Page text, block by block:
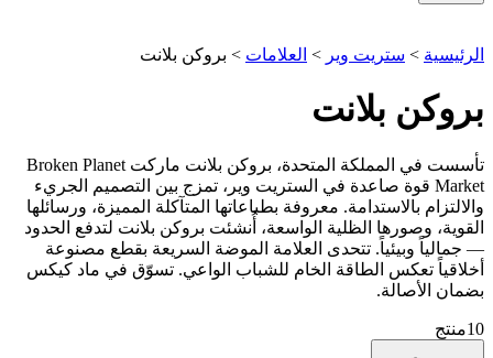
الرئيسية > ستريت وير > العلامات > بروكن بلانت
بروكن بلانت
تأسست في المملكة المتحدة، بروكن بلانت ماركت Broken Planet
Market قوة صاعدة في الستريت وير، تمزج بين التصميم الجريء
والالتزام بالاستدامة. معروفة بطباعاتها المتآكلة المميزة، ورسائلها
القوية، وصورها الظلية الواسعة، أُنشئت بروكن بلانت لتدفع الحدود
— جمالياً وبيئياً. تتحدى العلامة الموضة السريعة بقطع مصنوعة
أخلاقياً تعكس الطاقة الخام للشباب الواعي. تسوّق في ماد كيكس
بضمان الأصالة.
10منتج